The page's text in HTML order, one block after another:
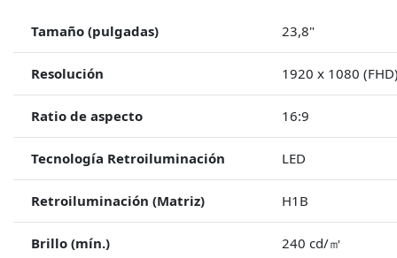
Tamaño (pulgadas) 23,8"
Resolución 1920 x 1080
Ratio de aspecto 16:9
Tecnología Retroiluminación LED
Retroiluminación (Matriz) H1B
Brillo (mín.) 240 cd/㎡